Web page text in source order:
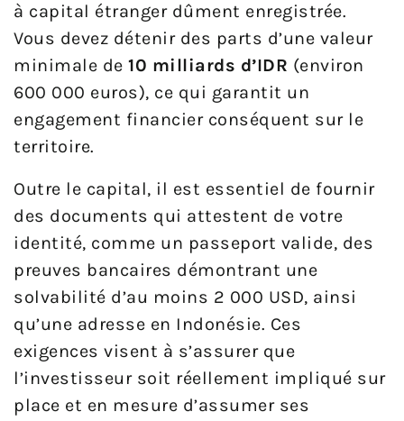
à capital étranger dûment enregistrée.
Vous devez détenir des parts d’une valeur
minimale de 10 milliards d’IDR (environ
600 000 euros), ce qui garantit un
engagement financier conséquent sur le
territoire.
Outre le capital, il est essentiel de fournir
des documents qui attestent de votre
identité, comme un passeport valide, des
preuves bancaires démontrant une
solvabilité d’au moins 2 000 USD, ainsi
qu’une adresse en Indonésie. Ces
exigences visent à s’assurer que
l’investisseur soit réellement impliqué sur
place et en mesure d’assumer ses